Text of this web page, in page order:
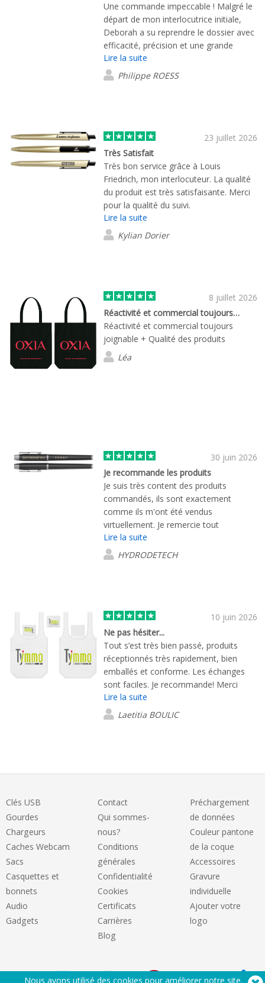
Une commande impeccable ! Malgré le
départ de mon interlocutrice initiale,
Deborah a su reprendre le dossier avec
efficacité, précision et une grande
qualité d'écoute. Je recommande
vivement cette entreprise. Après la
validation de la commande, la livraison
pour son professionnalisme !
Lire la suite
Philippe ROESS
23 juillet 2026
Très Satisfait
Très bon service grâce à Louis
Friedrich, mon interlocuteur. La qualité
du produit est très satisfaisante. Merci
pour la qualité du suivi.
Lire la suite
Kylian Dorier
8 juillet 2026
Réactivité et commercial toujours…
Réactivité et commercial toujours
joignable + Qualité des produits
Léa
30 juin 2026
Je recommande les produits
Je suis très content des produits
commandés, ils sont exactement
comme ils m'ont été vendus
virtuellement. Je remercie tout
particulièrement Mme DEBORAH
BARON qui a été très réactive et très
entreprise.
Lire la suite
HYDRODETECH
10 juin 2026
Ne pas hésiter...
Tout s’est très bien passé, produits
réceptionnés très rapidement, bien
emballés et conforme. Les échanges
sont faciles. Je recommande! Merci
Lucas
Lire la suite
Laetitia BOULIC
Clés USB
Gourdes
Chargeurs
Caches Webcam
Sacs
Casquettes et
bonnets
Audio
Gadgets
Contact
Qui sommes-
nous?
Conditions
générales
Confidentialité
Cookies
Certificats
Carrières
Blog
Préchargement
de données
Couleur pantone
de la coque
Accessoires
Gravure
individuelle
Ajouter votre
logo
Nous avons utilisé des cookies pour améliorer notre site.